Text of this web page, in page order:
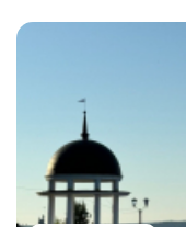
Тур от наших
тур 2 дня:
Рускеала, Кижи и